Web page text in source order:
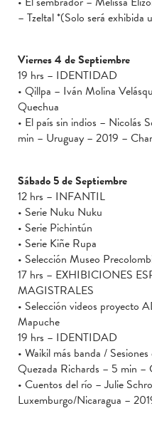
– Tzeltal *(Solo será
Viernes 4 de Septiembre
19 hrs – IDENTIDAD
• Qillpa – Iván Molina
Quechua
• El país sin indios – Nicolás
min – Uruguay – 2019 –
Sábado 5 de Septiembre
12 hrs – INFANTIL
• Serie Nuku Nuku
• Serie Pichintún
• Serie Kiñe Rupa
• Selección Museo
17 hrs – EXHIBICIONES
MAGISTRALES
• Selección videos proyecto
Mapuche
19 hrs – IDENTIDAD
• Waikil más banda /
Quezada Richards – 5 min
• Cuentos del río – Julie
Luxemburgo/Nicaragua –